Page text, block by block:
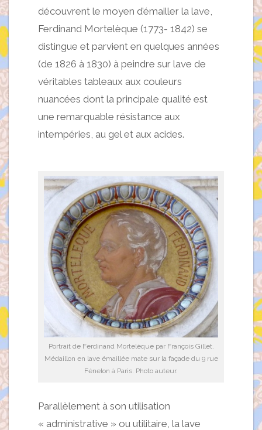
découvrent le moyen d’émailler la lave,
Ferdinand Mortelèque (1773- 1842) se
distingue et parvient en quelques années
(de 1826 à 1830) à peindre sur lave de
véritables tableaux aux couleurs
nuancées dont la principale qualité est
une remarquable résistance aux
intempéries, au gel et aux acides.
Portrait de Ferdinand Mortelèque par François Gillet.
Médaillon en lave émaillée mate sur la façade du 9 rue
Fénelon à Paris. Photo auteur.
Parallèlement à son utilisation
« administrative » ou utilitaire, la lave